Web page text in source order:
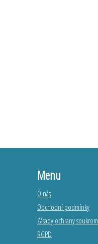
Menu
O nás
Obchodní podmínky
Zásady ochrany
RGPD